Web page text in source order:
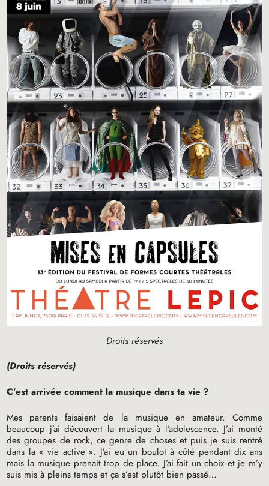
Droits réservés
(Droits réservés)
C’est arrivée comment la musique dans ta vie ?
Mes parents faisaient de la musique en amateur. Comme
beaucoup j’ai découvert la musique à l’adolescence. J’ai monté
des groupes de rock, ce genre de choses et puis je suis rentré
dans la « vie active ». J’ai eu un boulot à côté pendant dix ans
mais la musique prenait trop de place. J’ai fait un choix et je m’y
suis mis à pleins temps et ça s’est plutôt bien passé…